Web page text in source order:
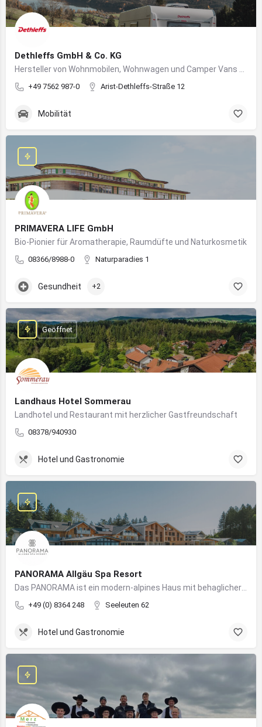
Dethleffs GmbH & Co. KG
+49 7562 987-0 Arist-Dethleffs-Straße 12
Mobilität
PRIMAVERA LIFE GmbH
Bio-Pionier für Aromatherapie, Raumdüfte und Naturkosmetik
08366/8988-0 Naturparadies 1
Gesundheit +2
Landhaus Hotel Sommerau
Landhotel und Restaurant mit herzlicher Gastfreundschaft
08378/940930
Geöffnet
Hotel und Gastronomie
PANORAMA Allgäu Spa Resort
+49 (0) 8364 248 Seeleuten 62
Hotel und Gastronomie